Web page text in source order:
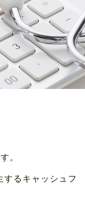
。
するキャッシュフ